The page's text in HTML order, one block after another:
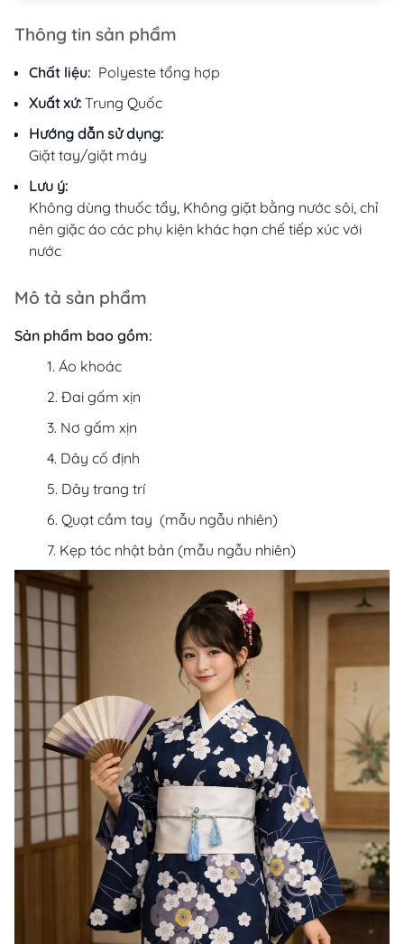
Thông tin sản phẩm
Chất liệu: Polyeste tổng hợp
Xuất xứ: Trung Quốc
Hướng dẫn sử dụng:
Giặt tay/giặt máy
Lưu ý:
Không dùng thuốc tẩy, Không giặt bằng nước sôi, chỉ
nên giặc áo các phụ kiện khác hạn chế tiếp xúc với
nước
Mô tả sản phẩm
Sản phẩm bao gồm:
Áo khoác
Đai gấm xịn
Nơ gấm xịn
Dây cố định
Dây trang trí
Quạt cầm tay (mẫu ngẫu nhiên)
Kẹp tóc nhật bản (mẫu ngẫu nhiên)